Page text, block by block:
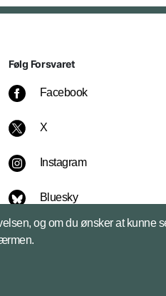
Følg Forsvaret
Facebook
X
Instagram
Bluesky
LinkedIn
og om du ønsker at kunne